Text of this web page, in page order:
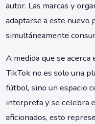
autor. Las marcas y
adaptarse a este nuevo
simultáneamente
A medida que se acerca
TikTok no es solo una
fútbol, sino un espacio
interpreta y se celebra
aficionados, esto